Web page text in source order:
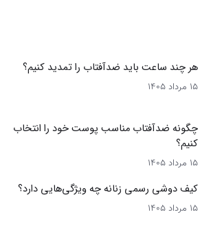
هر چند ساعت باید ضدآفتاب را تمدید کنیم؟
15 مرداد 1405
چگونه ضدآفتاب مناسب پوست خود را انتخاب
کنیم؟
15 مرداد 1405
کیف دوشی رسمی زنانه چه ویژگی‌هایی دارد؟
15 مرداد 1405